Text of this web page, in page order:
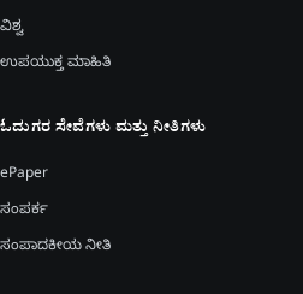
ವಿಶ್ವ
ಉಪಯುಕ್ತ ಮಾಹಿತಿ
ಓದುಗರ ಸೇವೆಗಳು ಮತ್ತು ನೀತಿಗಳು
ePaper
ಸಂಪರ್ಕ
ಸಂಪಾದಕೀಯ ನೀತಿ